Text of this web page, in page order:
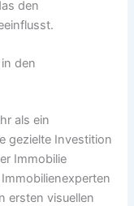
den
den
als ein
gezielte Investition
Immobilie
ersten visuellen